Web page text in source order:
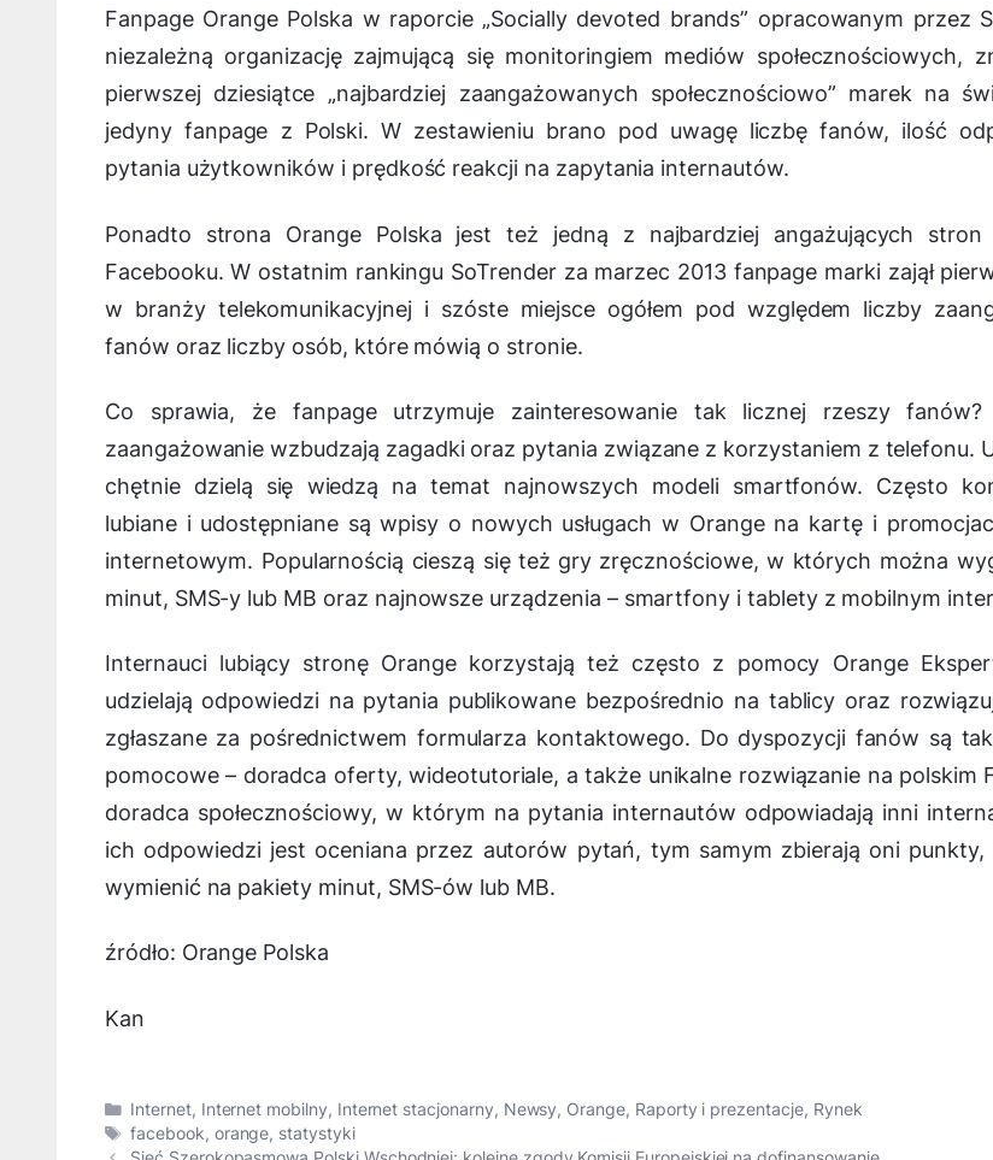
Fanpage Orange Polska w raporcie „Socially devoted brands” opracowanym przez
niezależną organizację zajmującą się monitoringiem mediów społecznościowych,
pierwszej dziesiątce „najbardziej zaangażowanych społecznościowo” marek na
jedyny fanpage z Polski. W zestawieniu brano pod uwagę liczbę fanów, ilość
pytania użytkowników i prędkość reakcji na zapytania internautów.
Ponadto strona Orange Polska jest też jedną z najbardziej angażujących stron
Facebooku. W ostatnim rankingu SoTrender za marzec 2013 fanpage marki zajął
w branży telekomunikacyjnej i szóste miejsce ogółem pod względem liczby
fanów oraz liczby osób, które mówią o stronie.
Co sprawia, że fanpage utrzymuje zainteresowanie tak licznej rzeszy fanów?
zaangażowanie wzbudzają zagadki oraz pytania związane z korzystaniem z telefonu.
chętnie dzielą się wiedzą na temat najnowszych modeli smartfonów. Często
lubiane i udostępniane są wpisy o nowych usługach w Orange na kartę i
internetowym. Popularnością cieszą się też gry zręcznościowe, w których można
minut, SMS-y lub MB oraz najnowsze urządzenia – smartfony i tablety z mobilnym
Internauci lubiący stronę Orange korzystają też często z pomocy Orange
udzielają odpowiedzi na pytania publikowane bezpośrednio na tablicy oraz
zgłaszane za pośrednictwem formularza kontaktowego. Do dyspozycji fanów są
pomocowe – doradca oferty, wideotutoriale, a także unikalne rozwiązanie na polskim
doradca społecznościowy, w którym na pytania internautów odpowiadają inni
ich odpowiedzi jest oceniana przez autorów pytań, tym samym zbierają oni
wymienić na pakiety minut, SMS-ów lub MB.
źródło: Orange Polska
Kan
Kategorie
Internet, Internet mobilny, Internet stacjonarny, Newsy, Orange, Raporty i prezentacje, Rynek
Tagi
facebook, orange, statystyki